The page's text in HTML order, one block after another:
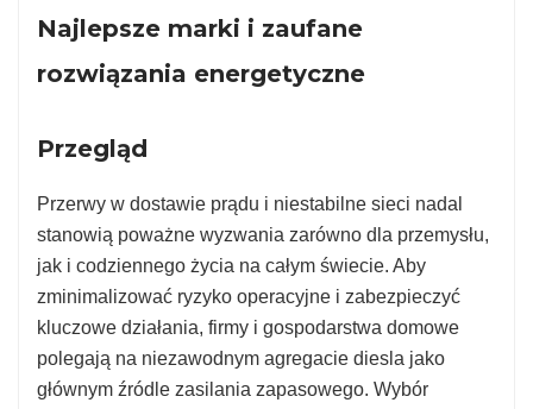
Najlepsze marki i zaufane
rozwiązania energetyczne
Przegląd
Przerwy w dostawie prądu i niestabilne sieci nadal
stanowią poważne wyzwania zarówno dla przemysłu,
jak i codziennego życia na całym świecie. Aby
zminimalizować ryzyko operacyjne i zabezpieczyć
kluczowe działania, firmy i gospodarstwa domowe
polegają na niezawodnym agregacie diesla jako
głównym źródle zasilania zapasowego. Wybór